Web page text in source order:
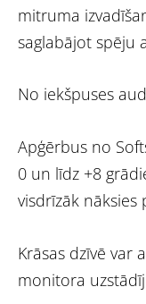
mitruma
saglabājot spēju
No iekšpuses
Apģērbus no
0 un līdz +8
visdrīzāk nāksies
Krāsas dzīvē var
monitora